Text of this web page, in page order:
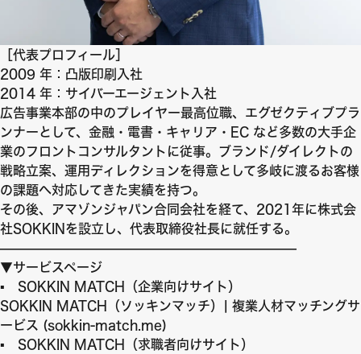
［代表プロフィール］
2009 年：凸版印刷入社
2014 年：サイバーエージェント入社
広告事業本部の中のプレイヤー最高位職、エグゼクティブプラ
ンナーとして、金融・電書・キャリア・EC など多数の大手企
業のフロントコンサルタントに従事。ブランド/ダイレクトの
戦略立案、運用ディレクションを得意として多岐に渡るお客様
の課題へ対応してきた実績を持つ。
その後、アマゾンジャパン合同会社を経て、2021年に株式会
社SOKKINを設立し、代表取締役社長に就任する。
———————————————————————
▼サービスページ
▪ SOKKIN MATCH（企業向けサイト）
SOKKIN MATCH（ソッキンマッチ）| 複業人材マッチングサ
ービス (sokkin-match.me)
▪ SOKKIN MATCH（求職者向けサイト）